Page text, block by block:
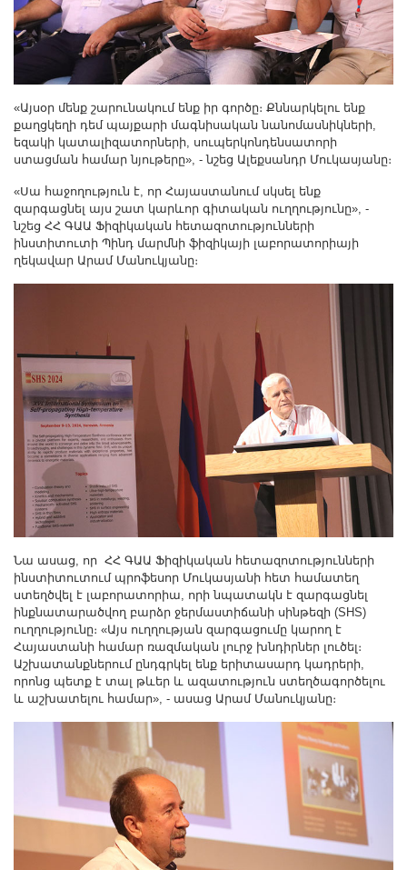
«Այսօր մենք շարունակում ենք իր գործը։ Քննարկելու ենք
քաղցկեղի դեմ պայքարի մագնիսական նանոմասնիկների,
եզակի կատալիզատորների, սուպերկոնդենսատորի
ստացման համար նյութերը», - նշեց Ալեքսանդր Մուկասյանը։
«Սա հաջողություն է, որ Հայաստանում սկսել ենք
զարգացնել այս շատ կարևոր գիտական ուղղությունը», -
նշեց ՀՀ ԳԱԱ Ֆիզիկական հետազոտությունների
ինստիտուտի Պինդ մարմնի ֆիզիկայի լաբորատորիայի
ղեկավար Արամ Մանուկյանը։
Նա ասաց, որ ՀՀ ԳԱԱ Ֆիզիկական հետազոտությունների
ինստիտուտում պրոֆեսոր Մուկասյանի հետ համատեղ
ստեղծվել է լաբորատորիա, որի նպատակն է զարգացնել
ինքնատարածվող բարձր ջերմաստիճանի սինթեզի (SHS)
ուղղությունը։ «Այս ուղղության զարգացումը կարող է
Հայաստանի համար ռազմական լուրջ խնդիրներ լուծել։
Աշխատանքներում ընդգրկել ենք երիտասարդ կադրերի,
որոնց պետք է տալ թևեր և ազատություն ստեղծագործելու
և աշխատելու համար», - ասաց Արամ Մանուկյանը։